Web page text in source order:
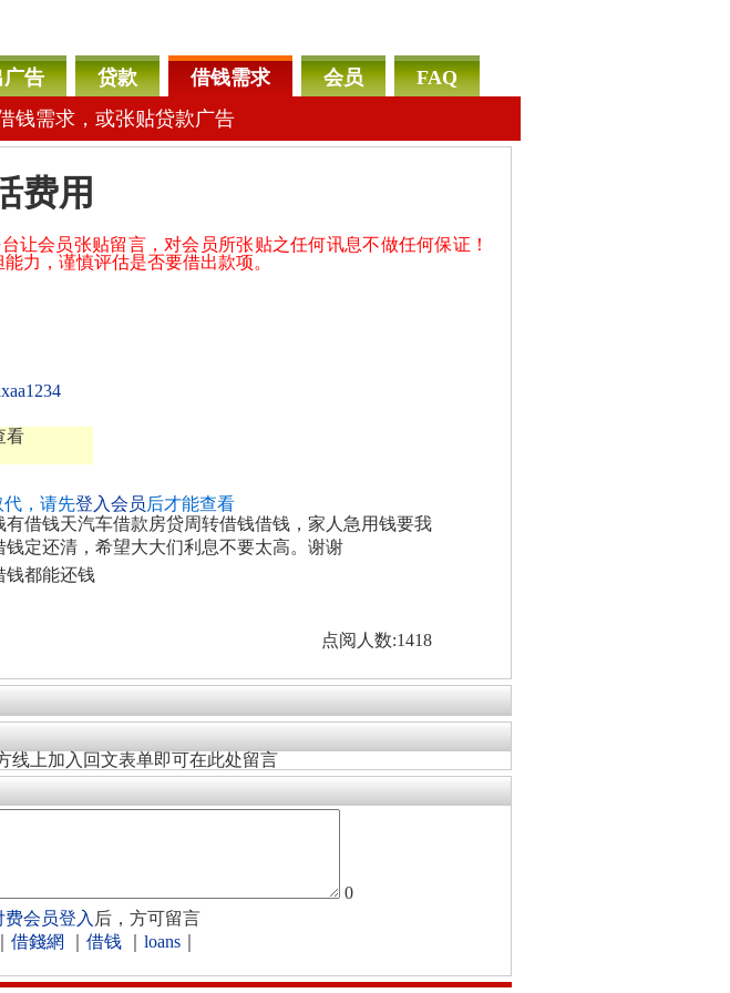
广告 贷款 借钱需求 会员
FAQ
钱需求，或张贴贷款广告
费用
让会员张贴留言，对会员所张贴之任何讯息不做任何保证！
力，谨慎评估是否要借出款项。
看
，请先登入会员后才能查看
有借钱天汽车借款房贷周转借钱借钱，家人急用钱要我
定还清，希望大大们利息不要太高。谢谢
钱都能还钱
点阅人数:1418
线上加入回文表单即可在此处留言
0
费会员登入 后，方可留言
借錢網 借钱 loans